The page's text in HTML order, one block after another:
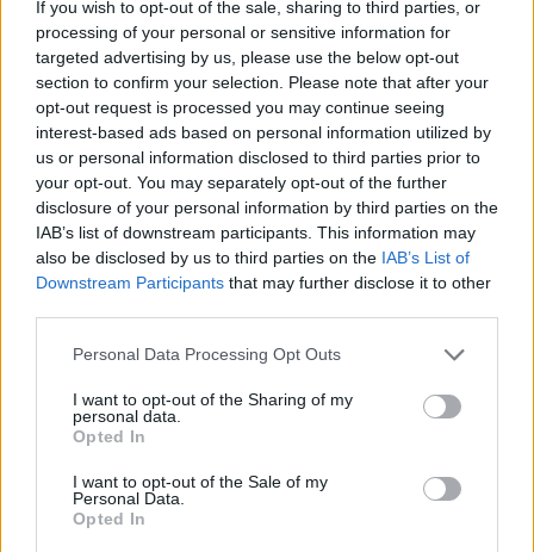
If you wish to opt-out of the sale, sharing to third parties, or
processing of your personal or sensitive information for
targeted advertising by us, please use the below opt-out
section to confirm your selection. Please note that after your
opt-out request is processed you may continue seeing
interest-based ads based on personal information utilized by
us or personal information disclosed to third parties prior to
your opt-out. You may separately opt-out of the further
disclosure of your personal information by third parties on the
IAB’s list of downstream participants. This information may
also be disclosed by us to third parties on the IAB’s List of
Downstream Participants that may further disclose it to other
Personal Data Processing Opt Outs
I want to opt-out of the Sharing of my
personal data.
Opted In
I want to opt-out of the Sale of my
Personal Data.
Opted In
kristálykoponya királysága
2008
Indiana Jones 4: A
kristálykoponya királysága